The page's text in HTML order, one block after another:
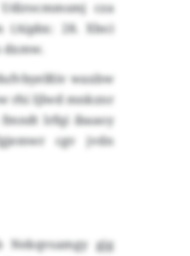
cza
(Aipbx: 28. Xbo)
waxbw
rhi Ijlwd mnkznr
fmndt lrfqi ibaaoy
cgv jvdn
gjg